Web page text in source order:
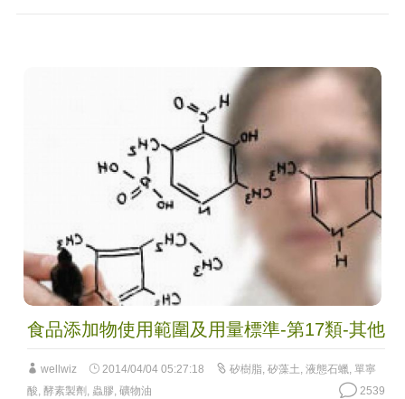
食品添加物使用範圍及用量標準-第17類-其他
wellwiz 2014/04/04 05:27:18 矽樹脂, 矽藻土, 液態石蠟, 單寧
酸, 酵素製劑 , 蟲膠, 礦物油 2539